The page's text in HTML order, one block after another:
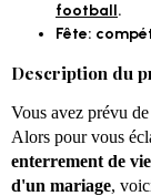
football.
Fête:
Description du
Vous avez prévu
Alors pour vous
enterrement de
d'un mariage,